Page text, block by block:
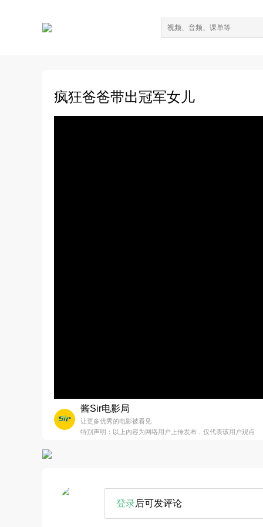
疯狂爸爸带出冠军女儿
酱Sir电影局
让更多优秀的电影被看见
特别声明：以上内容为网络用户上传发布，仅代表该用户观点
登录后可发评论